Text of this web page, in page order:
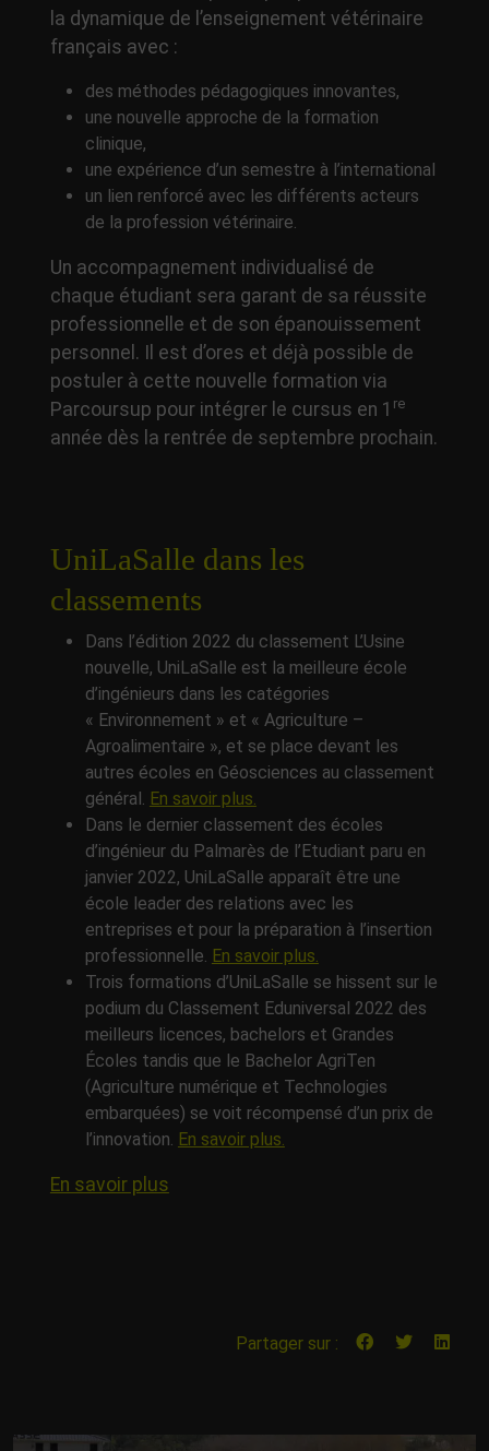
la dynamique de l’enseignement vétérinaire
français avec :
des méthodes pédagogiques innovantes,
une nouvelle approche de la formation
clinique,
une expérience d’un semestre à l’international
un lien renforcé avec les différents acteurs
de la profession vétérinaire.
Un accompagnement individualisé de
chaque étudiant sera garant de sa réussite
professionnelle et de son épanouissement
personnel. Il est d’ores et déjà possible de
postuler à cette nouvelle formation via
Parcoursup pour intégrer le cursus en 1 re
année dès la rentrée de septembre prochain.
UniLaSalle dans les
classements
Dans l’édition 2022 du classement L’Usine
nouvelle, UniLaSalle est la meilleure école
d’ingénieurs dans les catégories
« Environnement » et « Agriculture –
Agroalimentaire », et se place devant les
autres écoles en Géosciences au classement
général. En savoir plus.
Dans le dernier classement des écoles
d’ingénieur du Palmarès de l’Etudiant paru en
janvier 2022, UniLaSalle apparaît être une
école leader des relations avec les
entreprises et pour la préparation à l’insertion
professionnelle. En savoir plus.
Trois formations d’UniLaSalle se hissent sur le
podium du Classement Eduniversal 2022 des
meilleurs licences, bachelors et Grandes
Écoles tandis que le Bachelor AgriTen
(Agriculture numérique et Technologies
embarquées) se voit récompensé d’un prix de
l’innovation. En savoir plus.
En savoir plus
Partager sur :